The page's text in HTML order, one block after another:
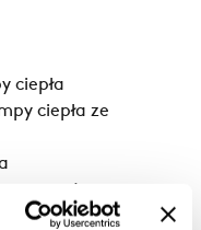
ciepła
ciepła ze
urządzenia